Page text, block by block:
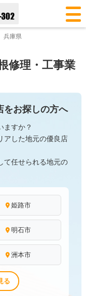
兵庫県
修理・工事業
をお探しの方へ
ますか？
アした地元の優良店
て任せられる地元の
姫路市
明石市
洲本市
る